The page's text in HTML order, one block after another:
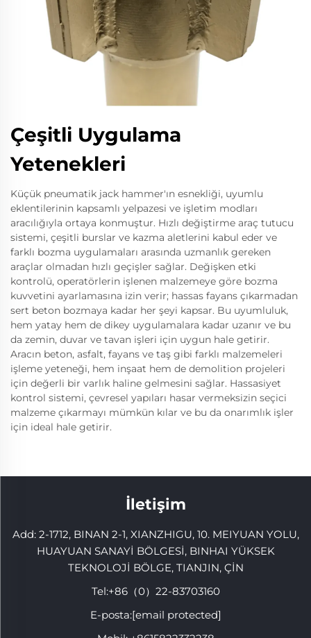
Çeşitli Uygulama
Yetenekleri
Küçük pneumatik jack hammer'ın esnekliği, uyumlu
eklentilerinin kapsamlı yelpazesi ve işletim modları
aracılığıyla ortaya konmuştur. Hızlı değiştirme araç tutucu
sistemi, çeşitli burslar ve kazma aletlerini kabul eder ve
farklı bozma uygulamaları arasında uzmanlık gereken
araçlar olmadan hızlı geçişler sağlar. Değişken etki
kontrolü, operatörlerin işlenen malzemeye göre bozma
kuvvetini ayarlamasına izin verir; hassas fayans çıkarmadan
sert beton bozmaya kadar her şeyi kapsar. Bu uyumluluk,
hem yatay hem de dikey uygulamalara kadar uzanır ve bu
da zemin, duvar ve tavan işleri için uygun hale getirir.
Aracın beton, asfalt, fayans ve taş gibi farklı malzemeleri
işleme yeteneği, hem inşaat hem de demolition projeleri
için değerli bir varlık haline gelmesini sağlar. Hassasiyet
kontrol sistemi, çevresel yapıları hasar vermeksizin seçici
malzeme çıkarmayı mümkün kılar ve bu da onarımlık işler
için ideal hale getirir.
İletişim
Add: 2-1712, BINAN 2-1, XIANZHIGU, 10. MEIYUAN YOLU,
HUAYUAN SANAYİ BÖLGESİ, BINHAI YÜKSEK
TEKNOLOJİ BÖLGE, TIANJIN, ÇİN
Tel:+86（0）22-83703160
E-posta:[email protected]